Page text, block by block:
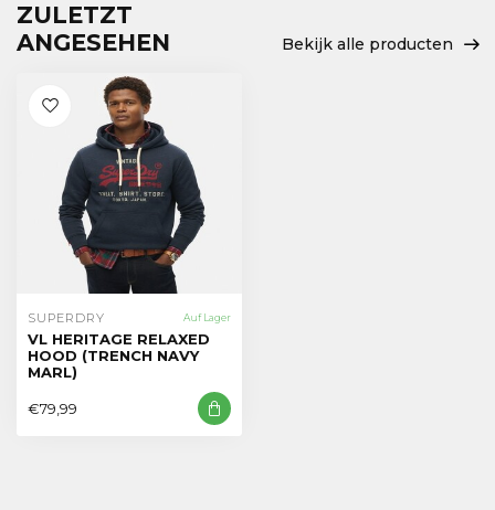
ZULETZT
ANGESEHEN
Bekijk alle producten
SUPERDRY Auf Lager
VL HERITAGE RELAXED
HOOD (TRENCH NAVY
MARL)
€79,99